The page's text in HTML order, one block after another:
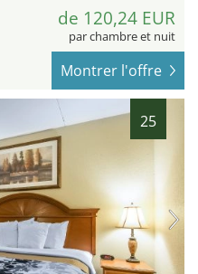
de 120,24 EUR
par chambre et nuit
Montrer l'offre
25